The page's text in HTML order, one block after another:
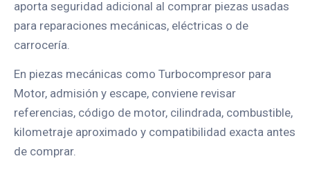
aporta seguridad adicional al comprar piezas usadas
para reparaciones mecánicas, eléctricas o de
carrocería.
En piezas mecánicas como Turbocompresor para
Motor, admisión y escape, conviene revisar
referencias, código de motor, cilindrada, combustible,
kilometraje aproximado y compatibilidad exacta antes
de comprar.